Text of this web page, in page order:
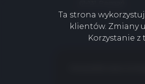
Ta strona
klientów. Zmiany
Korzystanie z